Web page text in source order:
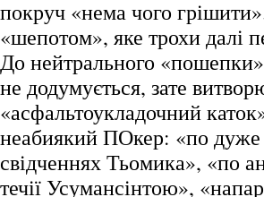
покруч «нема чого
«шепотом», яке трохи далі
До нейтрального «пошепки»
не додумується, зате
«асфальтоукладочний
неабиякий ПОкер: «по дуже
свідченнях Тьомика», «по
течії Усумансінтою»,